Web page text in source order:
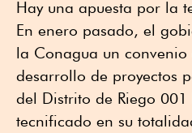
Hay una apuesta por la
En enero pasado, el
la Conagua un
desarrollo de proyectos
del Distrito de Riego
tecnificado en su